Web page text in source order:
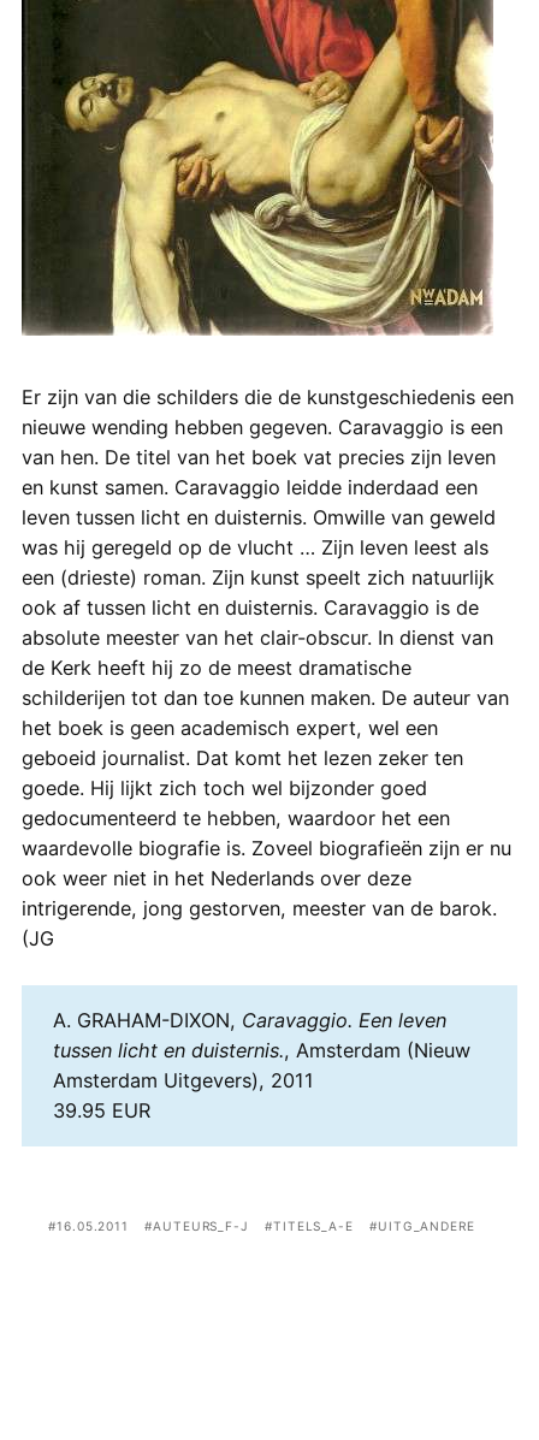
Er zijn van die schilders die de kunstgeschiedenis een
nieuwe wending hebben gegeven. Caravaggio is een
van hen. De titel van het boek vat precies zijn leven
en kunst samen. Caravaggio leidde inderdaad een
leven tussen licht en duisternis. Omwille van geweld
was hij geregeld op de vlucht … Zijn leven leest als
een (drieste) roman. Zijn kunst speelt zich natuurlijk
ook af tussen licht en duisternis. Caravaggio is de
absolute meester van het clair-obscur. In dienst van
de Kerk heeft hij zo de meest dramatische
schilderijen tot dan toe kunnen maken. De auteur van
het boek is geen academisch expert, wel een
geboeid journalist. Dat komt het lezen zeker ten
goede. Hij lijkt zich toch wel bijzonder goed
gedocumenteerd te hebben, waardoor het een
waardevolle biografie is. Zoveel biografieën zijn er nu
ook weer niet in het Nederlands over deze
intrigerende, jong gestorven, meester van de barok.
(JG
A. GRAHAM-DIXON, Caravaggio. Een leven
tussen licht en duisternis., Amsterdam (Nieuw
Amsterdam Uitgevers), 2011
39.95 EUR
16.05.2011 AUTEURS_F-J TITELS_A-E UITG_ANDERE